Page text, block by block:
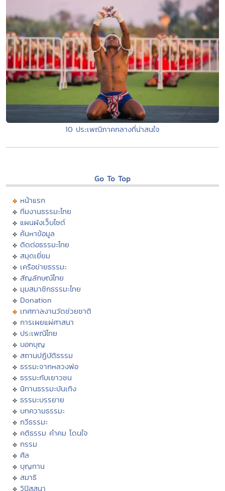
10 ประเพณีภาคกลางที่น่าสนใจ
Go To Top
หน้าแรก
ทีมงานธรรมะไทย
แผนผังเว็บไซต์
ค้นหาข้อมูล
ติดต่อธรรมะไทย
สมุดเยี่ยม
เครือข่ายธรรมะ
สัญลักษณ์ไทย
มุมสมาชิกธรรมะไทย
Donation
เทศกาลงานวัดช่วยชาติ
การเผยแผ่ศาสนา
ประเพณีไทย
บอกบุญ
สถานปฏิบัติธรรม
ธรรมะจากหลวงพ่อ
ธรรมะกับเยาวชน
นิทานธรรมะบันเทิง
ธรรมะบรรยาย
บทความธรรมะ
กวีธรรมะ
คติธรรม คำคม โดนใจ
กรรม
ศีล
บุญทาน
สมาธิ
วิปัสสนา